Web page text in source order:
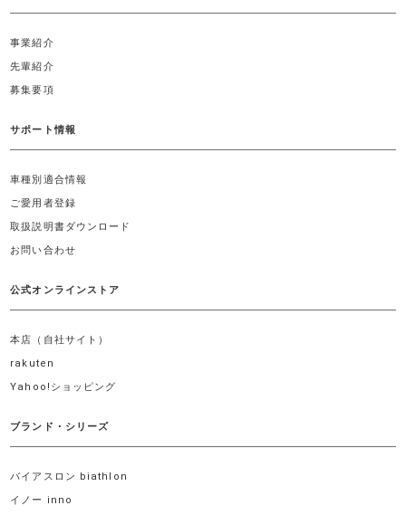
事業紹介
先輩紹介
募集要項
サポート情報
車種別適合情報
ご愛用者登録
取扱説明書ダウンロード
お問い合わせ
公式オンラインストア
本店（自社サイト）
rakuten
Yahoo!ショッピング
ブランド・シリーズ
バイアスロン biathlon
イノー inno